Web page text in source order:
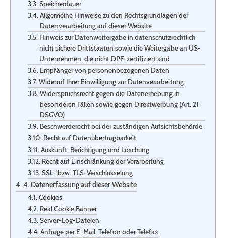
Speicherdauer
Allgemeine Hinweise zu den Rechtsgrundlagen der
Datenverarbeitung auf dieser Website
Hinweis zur Datenweitergabe in datenschutzrechtlich
nicht sichere Drittstaaten sowie die Weitergabe an US-
Unternehmen, die nicht DPF-zertifiziert sind
Empfänger von personenbezogenen Daten
Widerruf Ihrer Einwilligung zur Datenverarbeitung
Widerspruchsrecht gegen die Datenerhebung in
besonderen Fällen sowie gegen Direktwerbung (Art. 21
DSGVO)
Beschwerde­recht bei der zuständigen Aufsichts­behörde
Recht auf Daten­übertrag­barkeit
Auskunft, Berichtigung und Löschung
Recht auf Einschränkung der Verarbeitung
SSL- bzw. TLS-Verschlüsselung
4. Datenerfassung auf dieser Website
Cookies
Real Cookie Banner
Server-Log-Dateien
Anfrage per E-Mail, Telefon oder Telefax